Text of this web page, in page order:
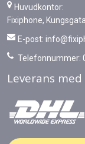
Huvudkontor:
Fixiphone,
E-post:
Telefonnummer:
Leverans med